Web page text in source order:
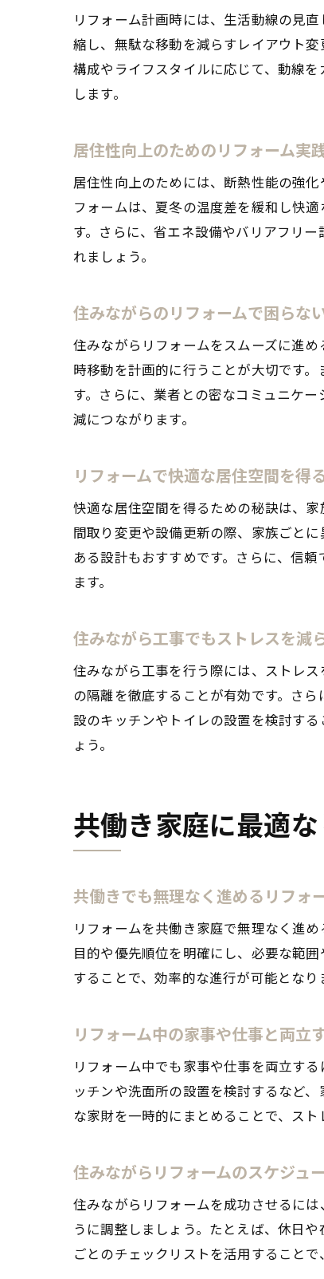
リフォーム計画時には、生活動線の見
縮し、無駄な移動を減らすレイアウト
構成やライフスタイルに応じて、動線
します。
居住性向上のためのリフォーム実
居住性向上のためには、断熱性能の強
フォームは、夏冬の温度差を緩和し快
す。さらに、省エネ設備やバリアフリ
れましょう。
住みながらのリフォームで困らな
住みながらリフォームをスムーズに進
時移動を計画的に行うことが大切です
す。さらに、業者との密なコミュニケ
減につながります。
リフォームで快適な居住空間を得
快適な居住空間を得るための秘訣は、
間取り変更や設備更新の際、家族ごと
ある設計もおすすめです。さらに、信
ます。
住みながら工事でもストレスを減
住みながら工事を行う際には、ストレ
の隔離を徹底することが有効です。さ
設のキッチンやトイレの設置を検討す
ょう。
共働き家庭に最適
共働きでも無理なく進めるリフォ
リフォームを共働き家庭で無理なく進
目的や優先順位を明確にし、必要な範
することで、効率的な進行が可能とな
リフォーム中の家事や仕事と両立
リフォーム中でも家事や仕事を両立す
ッチンや洗面所の設置を検討するなど
な家財を一時的にまとめることで、ス
住みながらリフォームのスケジュ
住みながらリフォームを成功させるに
うに調整しましょう。たとえば、休日
ごとのチェックリストを活用すること